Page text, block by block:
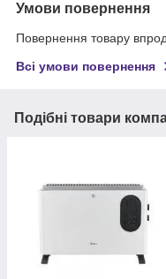
Умови повернення
Повернення товару
Всі умови повернення
Подібні товари